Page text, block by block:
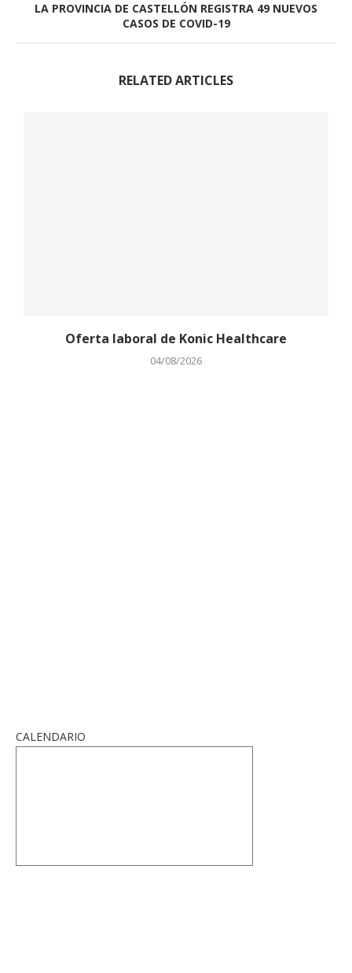
LA PROVINCIA DE CASTELLÓN REGISTRA 49 NUEVOS
CASOS DE COVID-19
RELATED ARTICLES
Oferta laboral de Konic Healthcare
04/08/2026
CALENDARIO